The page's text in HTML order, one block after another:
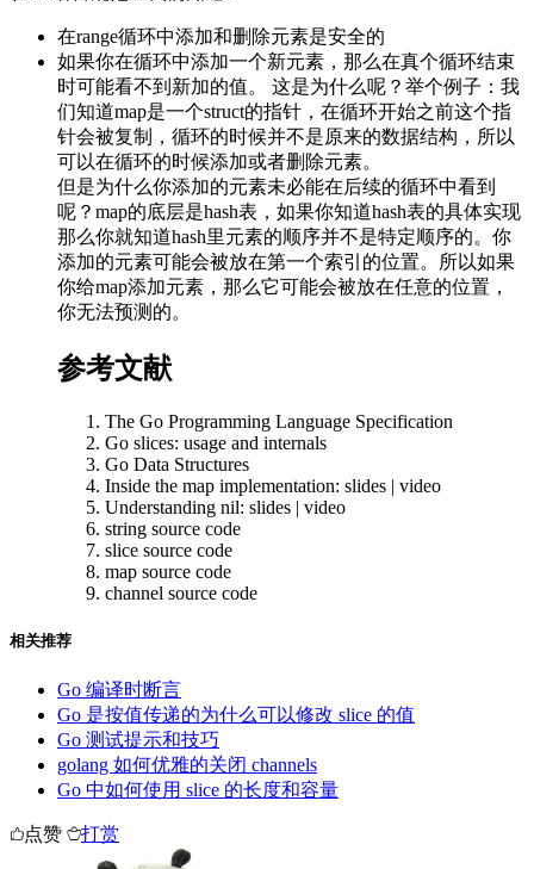
在range循环中添加和删除元素是安全的
如果你在循环中添加一个新元素，那么在真个循环结束
时可能看不到新加的值。 这是为什么呢？举个例子：我
们知道map是一个struct的指针，在循环开始之前这个指
针会被复制，循环的时候并不是原来的数据结构，所以
可以在循环的时候添加或者删除元素。
但是为什么你添加的元素未必能在后续的循环中看到
呢？map的底层是hash表，如果你知道hash表的具体实现
那么你就知道hash里元素的顺序并不是特定顺序的。你
添加的元素可能会被放在第一个索引的位置。所以如果
你给map添加元素，那么它可能会被放在任意的位置，
你无法预测的。
参考文献
The Go Programming Language Specification
Go slices: usage and internals
Go Data Structures
Inside the map implementation: slides | video
Understanding nil: slides | video
string source code
slice source code
map source code
channel source code
相关推荐
Go 编译时断言
Go 是按值传递的为什么可以修改 slice 的值
Go 测试提示和技巧
golang 如何优雅的关闭 channels
Go 中如何使用 slice 的长度和容量
点赞 打赏